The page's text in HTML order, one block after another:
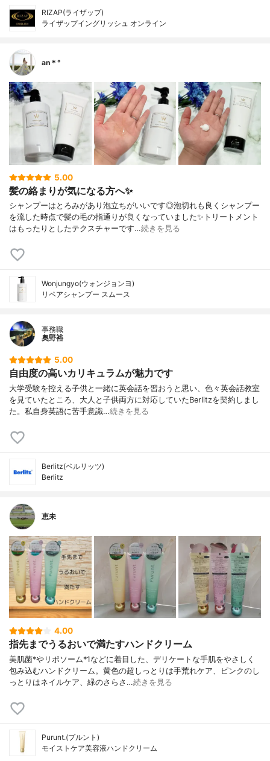
RIZAP(ライザップ)
ライザップイングリッシュ オンライン
an＊°
5.00
髪の絡まりが気になる方へ✨
シャンプーはとろみがあり泡立ちがいいです◎泡切れも良くシャンプー
を流した時点で髪の毛の指通りが良くなっていました✨トリートメント
はもったりとしたテクスチャーです…続きを見る
Wonjungyo(ウォンジョンヨ)
リペアシャンプー スムース
事務職
奥野裕
5.00
自由度の高いカリキュラムが魅力です
大学受験を控える子供と一緒に英会話を習おうと思い、色々英会話教室
を見ていたところ、大人と子供両方に対応していたBerlitzを契約しまし
た。私自身英語に苦手意識…続きを見る
Berlitz(ベルリッツ)
Berlitz
恵未
4.00
指先までうるおいで満たすハンドクリーム
美肌菌*やリポソーム*1などに着目した、デリケートな手肌をやさしく
包み込むハンドクリーム。黄色の超しっとりは手荒れケア、ピンクのし
っとりはネイルケア、緑のさらさ…続きを見る
Purunt.(プルント)
モイストケア美容液ハンドクリーム